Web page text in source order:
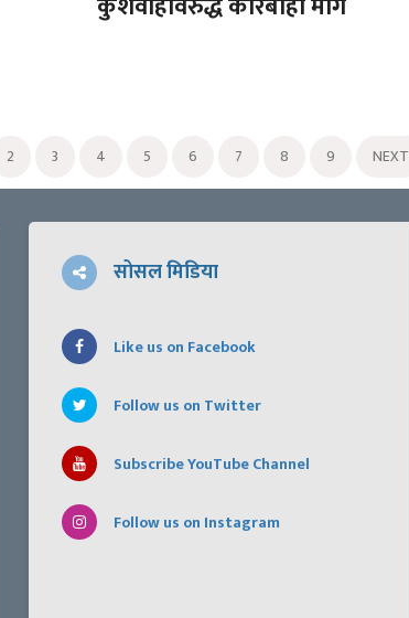
2 3 4 5 6 7 8 9 NEXT
सोसल मिडिया
Like us on Facebook
Follow us on Twitter
Subscribe YouTube Channel
Follow us on Instagram